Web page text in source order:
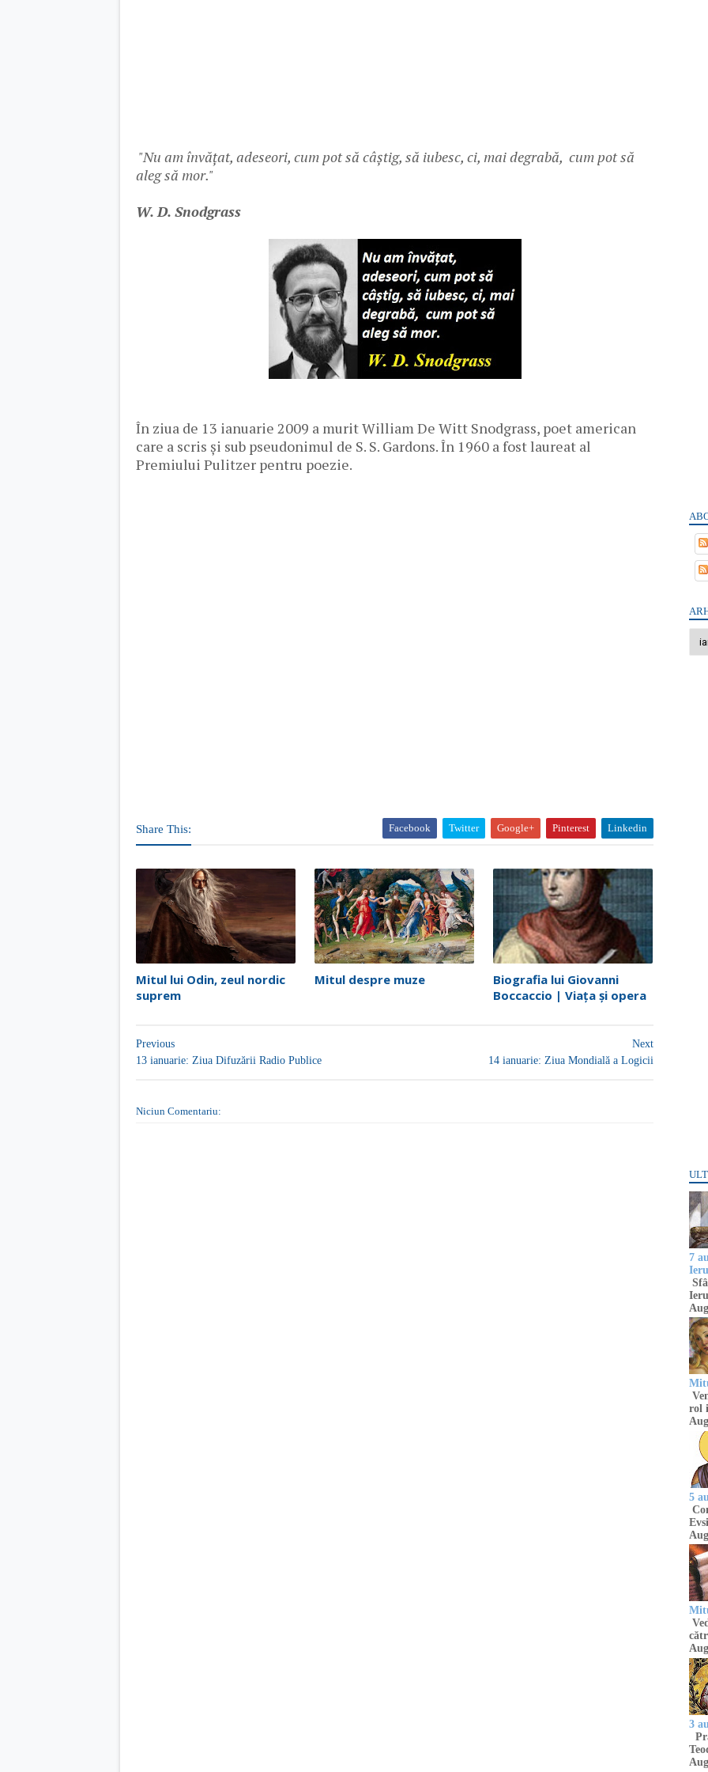
"Nu am învățat, adeseori, cum pot să câștig, să iubesc, ci, mai degrabă, cum pot să
aleg să mor."
W. D. Snodgrass
În ziua de 13 ianuarie 2009 a murit William De Witt Snodgrass, poet american
care a scris și sub pseudonimul de S. S. Gardons. În 1960 a fost laureat al
Premiului Pulitzer pentru poezie.
Share This: Facebook Twitter Google+ Pinterest Linkedin
Mitul lui Odin, zeul nordic
suprem
Mitul despre muze
Biografia lui Giovanni
Boccaccio | Viața și opera
Next
14 ianuarie: Ziua Mondială a Logicii
Previous
13 ianuarie: Ziua Difuzării Radio Publice
Niciun Comentariu:
7
rol
5
3